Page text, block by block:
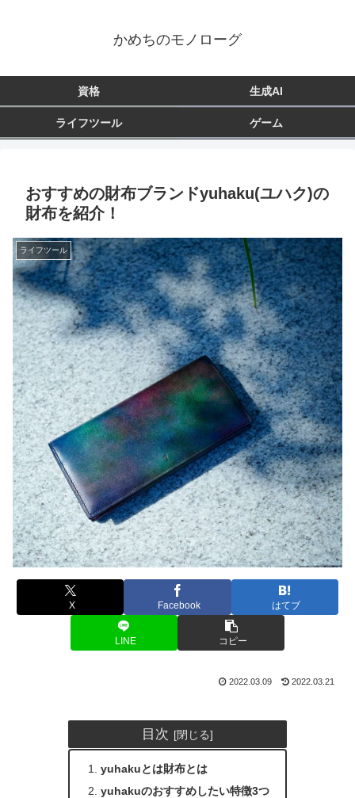
かめちのモノローグ
資格 生成AI
ライフツール ゲーム
おすすめの財布ブランドyuhaku(ユハク)の
財布を紹介！
ライフツール
X Facebook はてブ
LINE コピー
2022.03.09 2022.03.21
目次
yuhakuとは財布とは
yuhakuのおすすめしたい特徴3つ